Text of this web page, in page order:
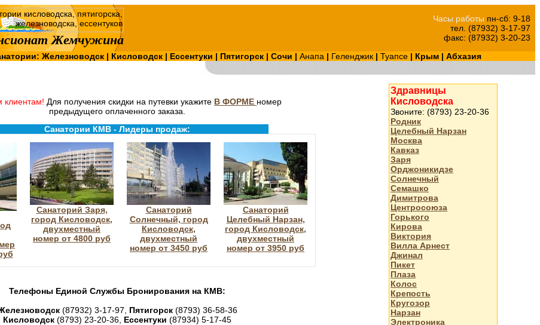
Жемчужина
Часы работы пн-сб: 9-18
тел. (87932) 3-17-97
факс: (87932) 3-20-23
Железноводск| Кисловодск | Ессентуки | Пятигорск| Сочи | Анапа | Геленджик | Туапсе| Крым| Абхазия
клиентам! Для получения скидки на путевки укажите В ФОРМЕ номер
предыдущего оплаченного заказа.
Санатории КМВ - Лидеры продаж:
Санаторий Заря,
город Кисловодск,
двухместный
номер от 4800 руб
Санаторий
Солнечный, город
Кисловодск,
двухместный
номер от 3450 руб
Санаторий
Целебный Нарзан,
город Кисловодск,
двухместный
номер от 3950 руб
Телефоны Единой Службы Бронирования на КМВ:
(87932) 3-17-97, Пятигорск (8793) 36-58-36
Кисловодск (8793) 23-20-36, Ессентуки (87934) 5-17-45
Здравницы
Кисловодска
Звоните: (8793) 23-20-36
Родник
Целебный Нарзан
Москва
Кавказ
Заря
Орджоникидзе
Солнечный
Семашко
Димитрова
Центросоюза
Горького
Кирова
Виктория
Вилла Арнест
Джинал
Пикет
Плаза
Колос
Крепость
Кругозор
Нарзан
Электроника